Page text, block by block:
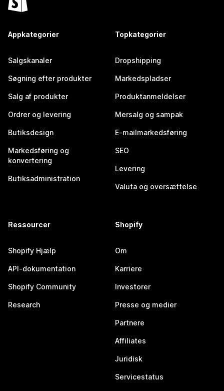
Appkategorier
Salgskanaler
Søgning efter produkter
Salg af produkter
Ordrer og levering
Butiksdesign
Markedsføring og
konvertering
Butiksadministration
Topkategorier
Dropshipping
Markedspladser
Produktanmeldelser
Mersalg og sampak
E-mailmarkedsføring
SEO
Levering
Valuta og oversættelse
Ressourcer
Shopify Hjælp
API-dokumentation
Shopify Community
Research
Shopify
Om
Karriere
Investorer
Presse og medier
Partnere
Affiliates
Juridisk
Servicestatus